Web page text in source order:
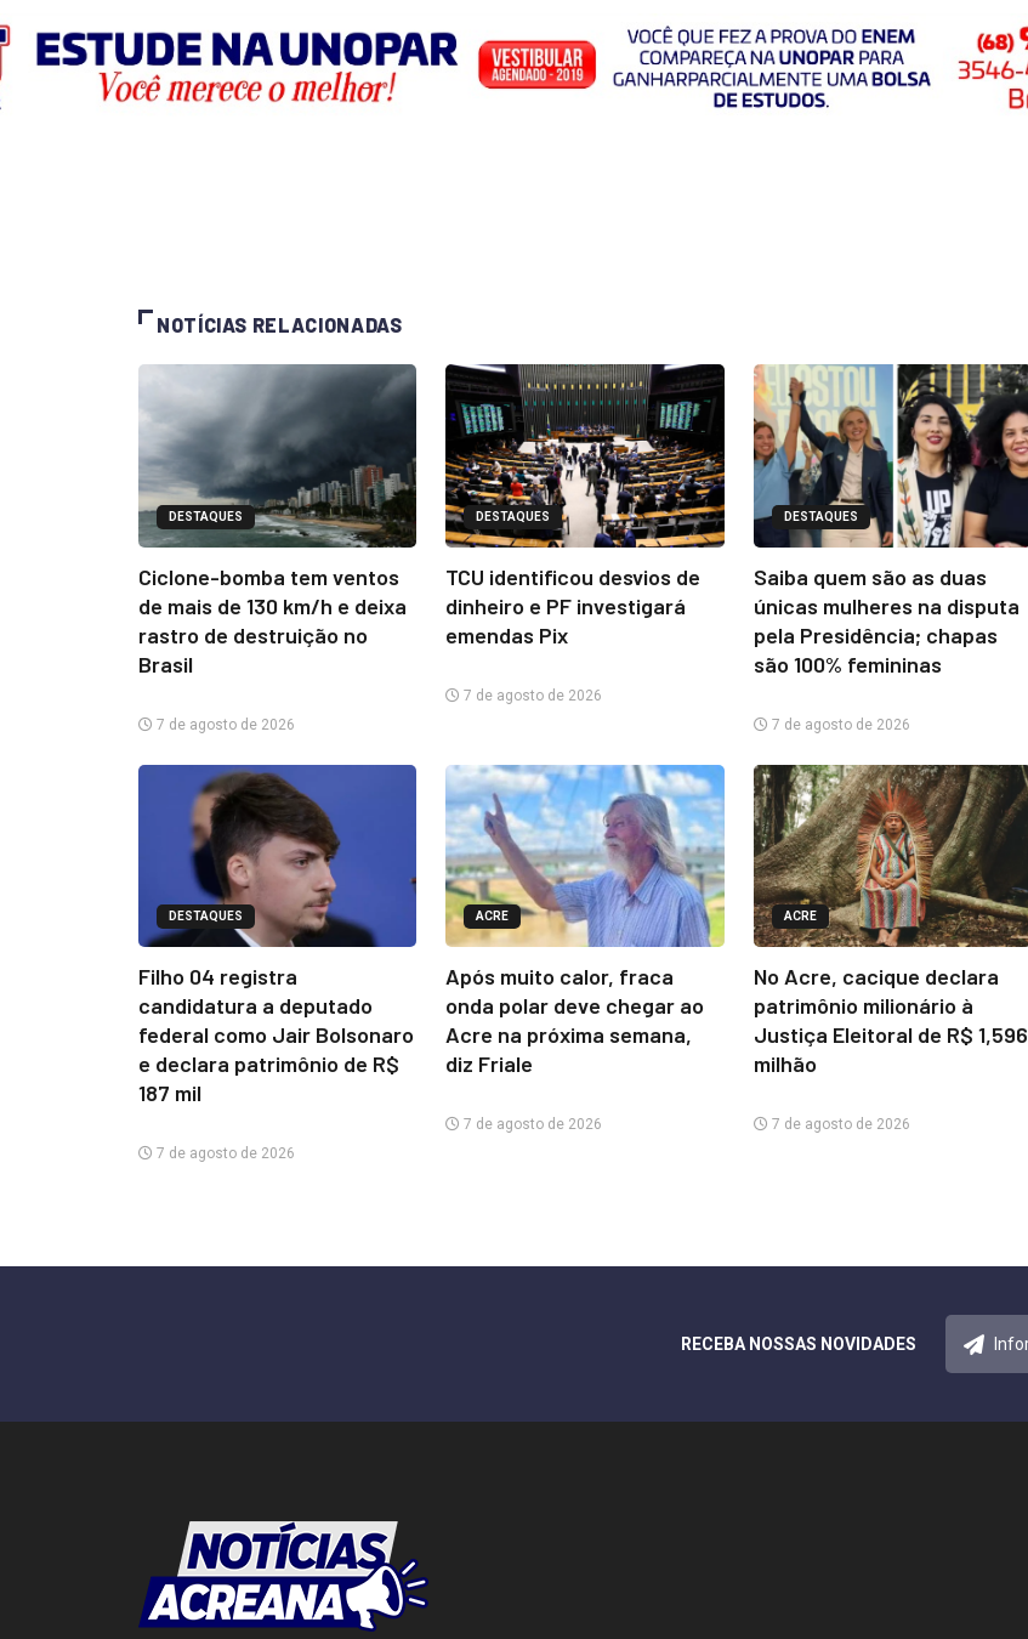
NOTÍCIAS RELACIONADAS
DESTAQUES
Ciclone-bomba tem ventos
de mais de 130 km/h e deixa
rastro de destruição no
Brasil
7 de agosto de 2026
DESTAQUES
TCU identificou desvios de
dinheiro e PF investigará
emendas Pix
7 de agosto de 2026
DESTAQUES
Saiba quem são as duas
únicas mulheres na disputa
pela Presidência; chapas
são 100% femininas
7 de agosto de 2026
DESTAQUES
Filho 04 registra
candidatura a deputado
federal como Jair Bolsonaro
e declara patrimônio de R$
187 mil
7 de agosto de 2026
ACRE
Após muito calor, fraca
onda polar deve chegar ao
Acre na próxima semana,
diz Friale
7 de agosto de 2026
ACRE
No Acre, cacique declara
patrimônio milionário à
Justiça Eleitoral de R$ 1,596
milhão
7 de agosto de 2026
RECEBA NOSSAS NOVIDADES